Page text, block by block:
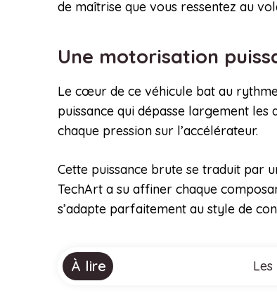
de maîtrise que vous ressentez au
Une motorisation
Le cœur de ce véhicule bat au rythme
puissance qui dépasse largement
chaque pression sur l’accélérateur.
Cette puissance brute se traduit par
TechArt a su affiner chaque
s’adapte parfaitement au style de
À lire